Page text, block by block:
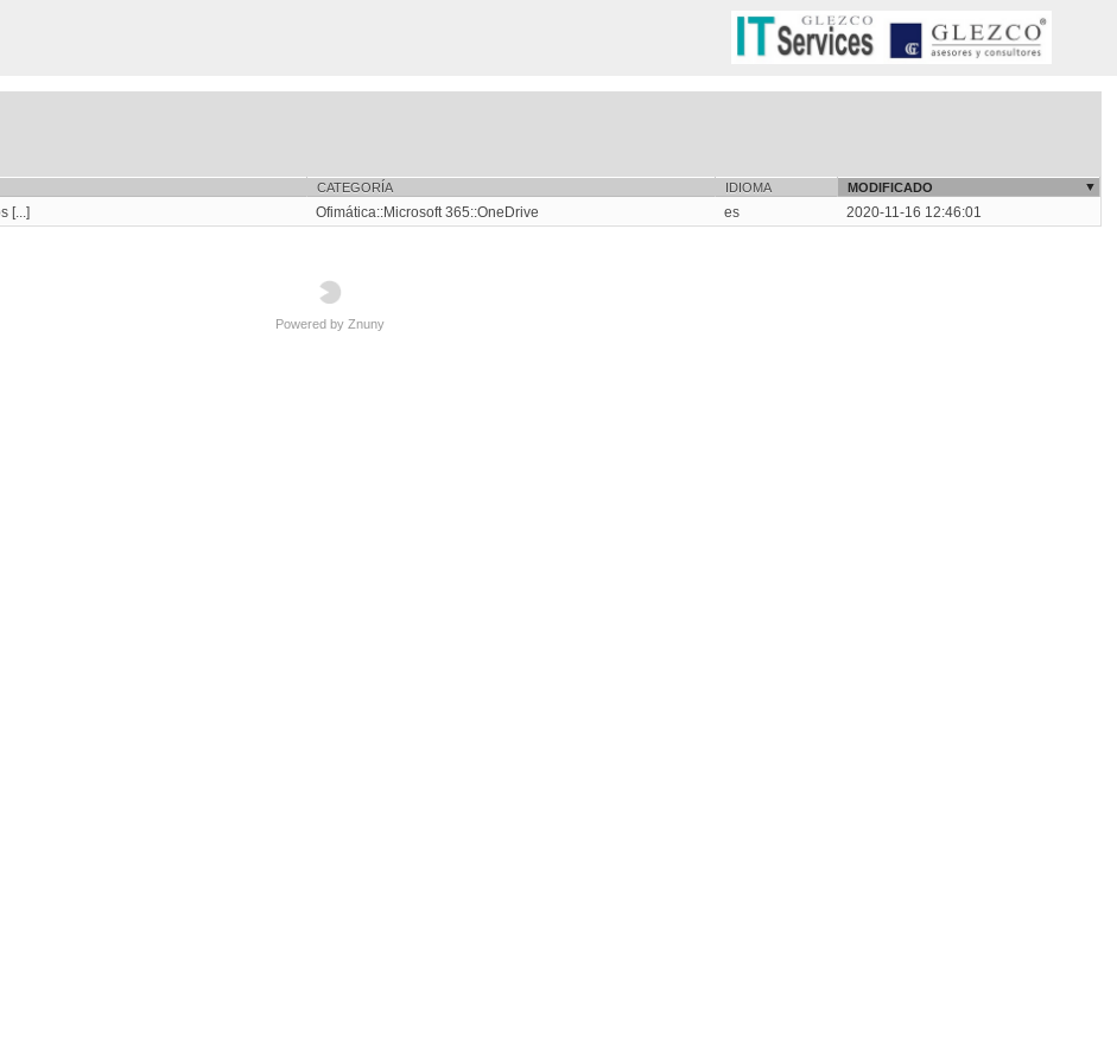
CATEGORÍA IDIOMA MODIFICADO
[...] Ofimática::Microsoft 365::OneDrive es 2020-11-16 12:46:01
Powered by Znuny